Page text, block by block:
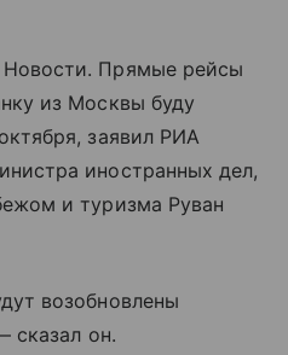
Прямые рейсы
из Москвы буду
заявил РИА
иностранных дел,
и туризма Руван
возобновлены
сказал он.